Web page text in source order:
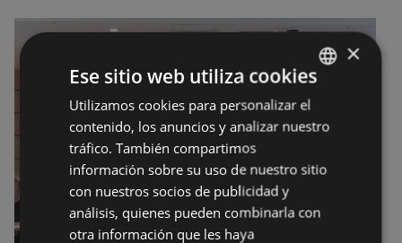
BASQUE
SPANISH
×
Ese sitio web utiliza cookies
Utilizamos cookies para personalizar el
contenido, los anuncios y analizar nuestro
tráfico. También compartimos
información sobre su uso de nuestro sitio
con nuestros socios de publicidad y
análisis, quienes pueden combinarla con
otra información que les haya